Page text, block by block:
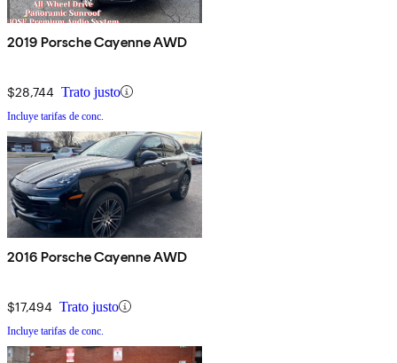
2019 Porsche Cayenne AWD
$28,744 Trato justo
Incluye tarifas de conc.
2016 Porsche Cayenne AWD
$17,494 Trato justo
Incluye tarifas de conc.